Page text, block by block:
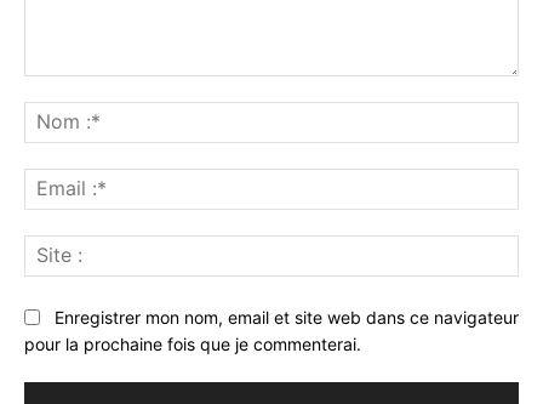
:*
:*
:
Enregistrer mon nom, email et site web dans ce navigateur
pour la prochaine fois que je commenterai.